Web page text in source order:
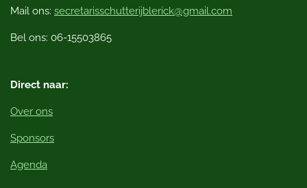
b
o
k
Mail ons: secretarisschutterijblerick@gmail.com
Bel ons: 06-15503865
Direct naar:
Over ons
Sponsors
Agenda